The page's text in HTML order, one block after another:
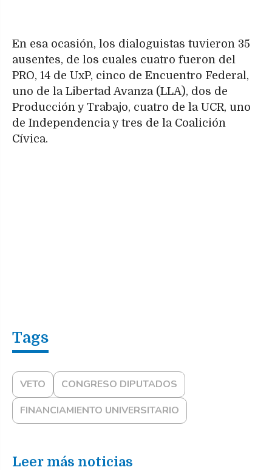
En esa ocasión, los dialoguistas tuvieron 35
ausentes, de los cuales cuatro fueron del
PRO, 14 de UxP, cinco de Encuentro Federal,
uno de la Libertad Avanza (LLA), dos de
Producción y Trabajo, cuatro de la UCR, uno
de Independencia y tres de la Coalición
Cívica.
VETO
CONGRESO DIPUTADOS
FINANCIAMIENTO UNIVERSITARIO
Leer más noticias